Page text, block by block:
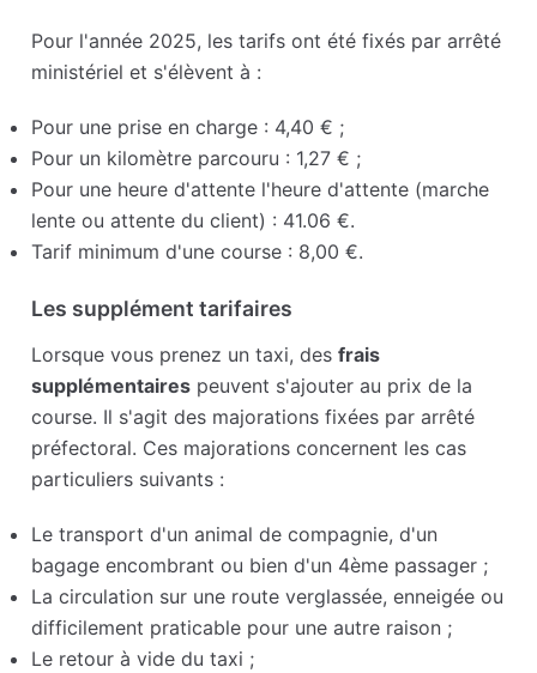
Pour l'année 2025, les tarifs ont été fixés par arrêté
ministériel et s'élèvent à :
Pour une prise en charge : 4,40 € ;
Pour un kilomètre parcouru : 1,27 € ;
Pour une heure d'attente l'heure d'attente (marche
lente ou attente du client) : 41.06 €.
Tarif minimum d'une course : 8,00 €.
Les supplément tarifaires
Lorsque vous prenez un taxi, desfrais
supplémentaires peuvent s'ajouter au prix de la
course. Il s'agit des majorations fixées par arrêté
préfectoral. Ces majorations concernent les cas
particuliers suivants :
Le transport d'un animal de compagnie, d'un
bagage encombrant ou bien d'un 4ème passager ;
La circulation sur une route verglassée, enneigée ou
difficilement praticable pour une autre raison ;
Le retour à vide du taxi ;